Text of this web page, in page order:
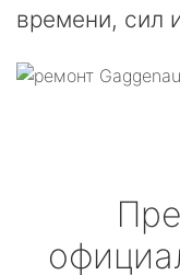
времени, сил